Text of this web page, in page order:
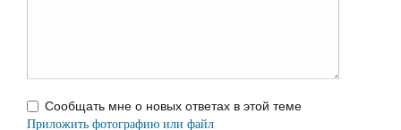
Сообщать мне о новых ответах в этой теме
Приложить фотографию или файл